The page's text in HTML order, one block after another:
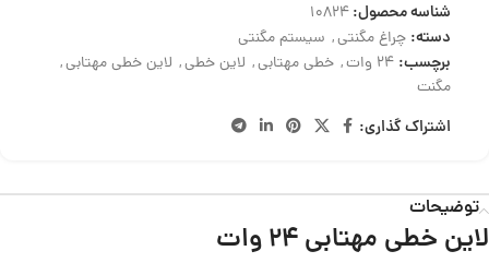
شناسه محصول:10824
دسته: چراغ مگنتی, سیستم مگنتی
برچسب: 24 وات , خطی مهتابی, لاین خطی, لاین خطی مهتابی,
مگنت
اشتراک گذاری:
توضیحات
لاین خطی مهتابی 24 وات